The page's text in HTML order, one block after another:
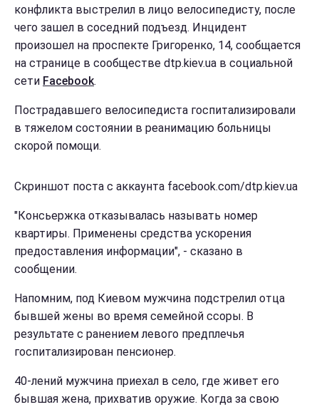
конфликта выстрелил в лицо велосипедисту, после
чего зашел в соседний подъезд. Инцидент
произошел на проспекте Григоренко, 14, сообщается
на странице в сообществе dtp.kiev.ua в социальной
сети Facebook.
Пострадавшего велосипедиста госпитализировали
в тяжелом состоянии в реанимацию больницы
скорой помощи.
Скриншот поста с аккаунта facebook.com/dtp.kiev.ua
"Консьержка отказывалась называть номер
квартиры. Применены средства ускорения
предоставления информации", - сказано в
сообщении.
Напомним, под Киевом мужчина подстрелил отца
бывшей жены во время семейной ссоры. В
результате с ранением левого предплечья
госпитализирован пенсионер.
40-лений мужчина приехал в село, где живет его
бывшая жена, прихватив оружие. Когда за свою